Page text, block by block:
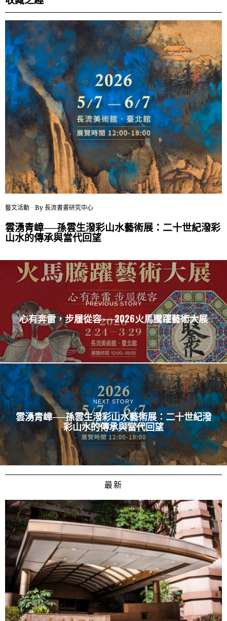
藝文活動 By 長流書畫研究中心
雲湧青嶂──孫雲生潑彩山水藝術展：二十世紀潑彩
山水的傳承與當代回望
PREVIOUS STORY
心有奔雷，步履從容──2026火馬騰躍藝術大展
NEXT STORY
雲湧青嶂──孫雲生潑彩山水藝術展：二十世紀潑
彩山水的傳承與當代回望
最新